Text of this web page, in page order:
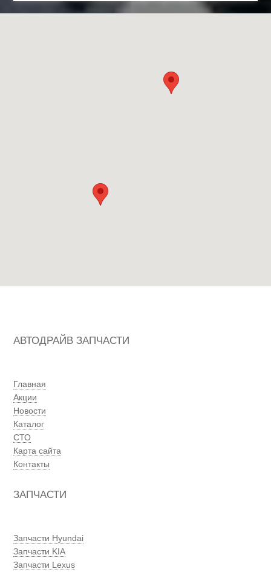
АВТОДРАЙВ ЗАПЧАСТИ
Главная
Акции
Новости
Каталог
СТО
Карта сайта
Контакты
ЗАПЧАСТИ
Запчасти Hyundai
Запчасти KIA
Запчасти Lexus